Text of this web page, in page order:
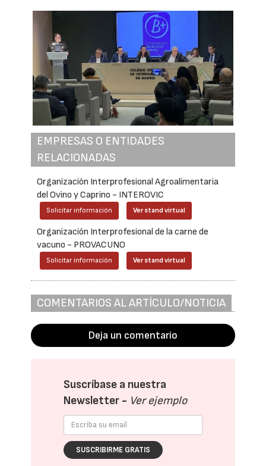
EMPRESAS O ENTIDADES
RELACIONADAS
Organización Interprofesional Agroalimentaria
del Ovino y Caprino - INTEROVIC
Solicitar información Ver stand virtual
Organización Interprofesional de la carne de
vacuno - PROVACUNO
Solicitar información Ver stand virtual
COMENTARIOS AL ARTÍCULO/NOTICIA
Deja un comentario
Suscríbase a nuestra
Newsletter - Ver ejemplo
SUSCRIBIRME GRATIS